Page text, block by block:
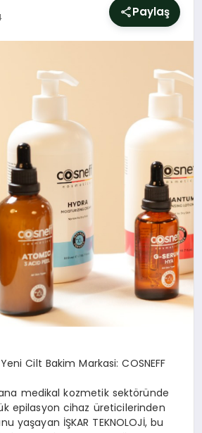
Paylaş
Cilt Bakim Markasi: COSNEFF
medikal kozmetik sektöründe
epilasyon cihaz üreticilerinden
yaşayan İŞKAR TEKNOLOJİ, bu